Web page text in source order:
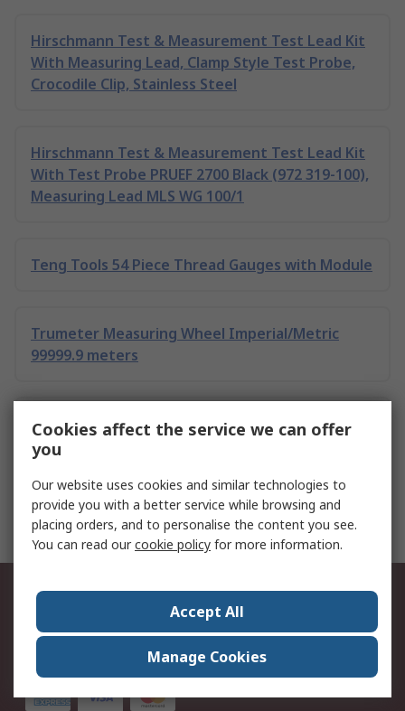
Hirschmann Test & Measurement Test Lead Kit
With Measuring Lead, Clamp Style Test Probe,
Crocodile Clip, Stainless Steel
Hirschmann Test & Measurement Test Lead Kit
With Test Probe PRUEF 2700 Black (972 319-100),
Measuring Lead MLS WG 100/1
Teng Tools 54 Piece Thread Gauges with Module
Trumeter Measuring Wheel Imperial/Metric
99999.9 meters
Teng Tools Metric TTDCM Measuring Set
Hirschmann Test & Measurement 935982256
Test Lead Kit
우리를 따라 오세요
Cookies affect the service we can offer
you
Our website uses cookies and similar technologies to
provide you with a better service while browsing and
placing orders, and to personalise the content you see.
You can read ourcookie policy for more information.
Accept All
Manage Cookies